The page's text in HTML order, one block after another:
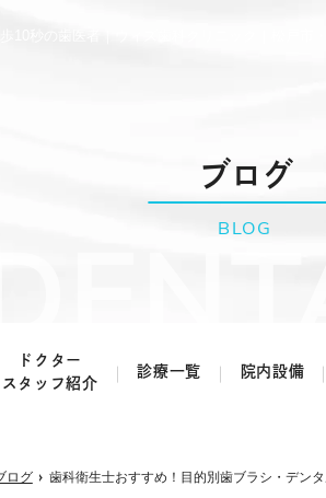
ブログ
BLOG
ドクター
スタッフ紹介
診療一覧
予防歯科 小児歯科
院内設備
ログ 歯科衛生士おすすめ！目的別歯ブラシ・デン